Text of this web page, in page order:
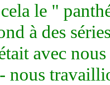
le "
à des
avec
nous